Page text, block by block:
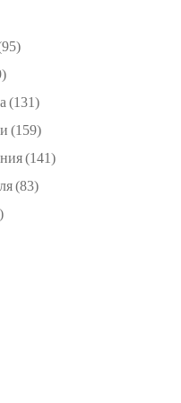
(131)
(159)
(141)
(83)